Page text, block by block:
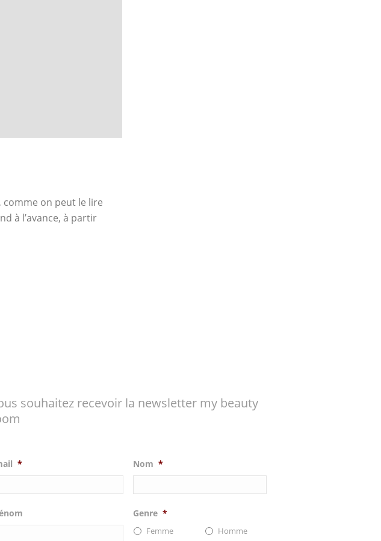
comme on peut le lire
à l’avance, à partir
souhaitez recevoir la newsletter my beauty
* Nom *
Genre *
Femme Homme